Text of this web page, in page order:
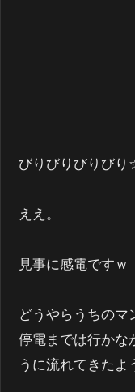
びりびりびりび
ええ。
見事に感電ですｗ
どうやらうちのマ
停電までは行かな
うに流れてきたよ